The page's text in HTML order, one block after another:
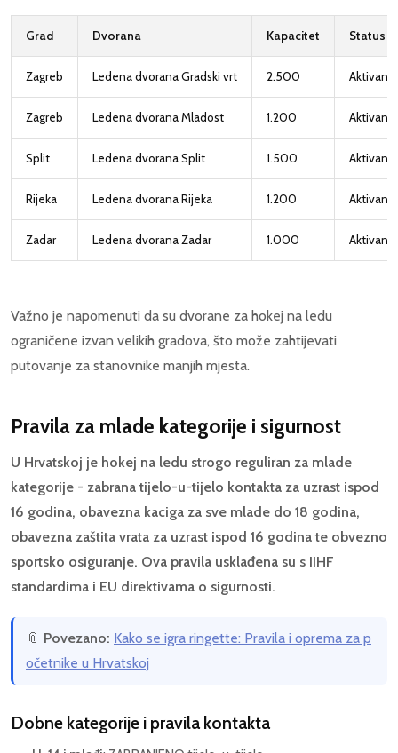
Grad Dvorana Kapacitet Status
Zagreb Ledena dvorana Gradski vrt 2.500 Aktivan
Zagreb Ledena dvorana Mladost 1.200 Aktivan
Split Ledena dvorana Split 1.500 Aktivan
Rijeka Ledena dvorana Rijeka 1.200 Aktivan
Zadar Ledena dvorana Zadar 1.000 Aktivan
Važno je napomenuti da su dvorane za hokej na ledu
ograničene izvan velikih gradova, što može zahtijevati
putovanje za stanovnike manjih mjesta.
Pravila za mlade kategorije i sigurnost
U Hrvatskoj je hokej na ledu strogo reguliran za mlade
kategorije - zabrana tijelo-u-tijelo kontakta za uzrast ispod
16 godina, obavezna kaciga za sve mlade do 18 godina,
obavezna zaštita vrata za uzrast ispod 16 godina te obvezno
sportsko osiguranje. Ova pravila usklađena su s IIHF
standardima i EU direktivama o sigurnosti.
📎 Povezano: Kako se igra ringette: Pravila i oprema za p
očetnike u Hrvatskoj
Dobne kategorije i pravila kontakta